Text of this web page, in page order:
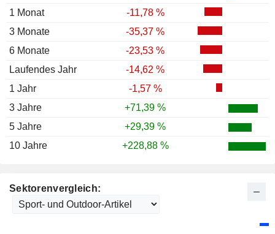
1 Monat
-11,78 %
3 Monate
-35,37 %
6 Monate
-23,53 %
Laufendes Jahr
-14,62 %
1 Jahr
-1,57 %
3 Jahre
+71,39 %
5 Jahre
+29,39 %
10 Jahre
+228,88 %
Sektorenvergleich: